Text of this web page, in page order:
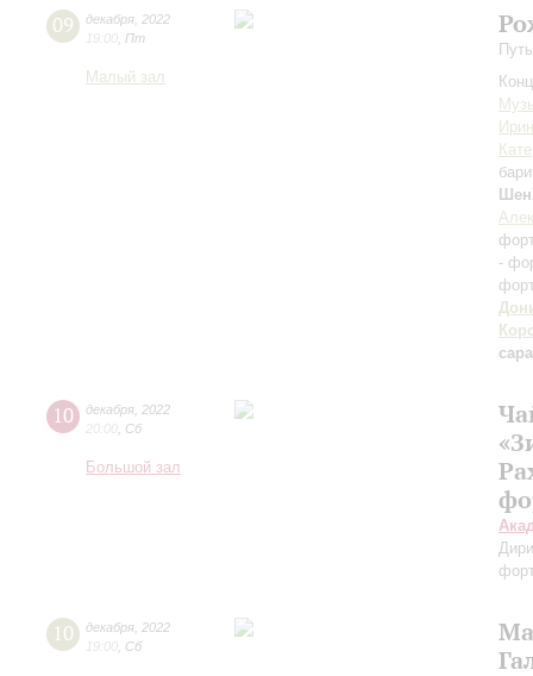
09 декабря 2022
19:00 Пт
Малый зал
-
10 декабря 2022
20:00 Сб
Большой зал
10 декабря 2022
19:00 Сб